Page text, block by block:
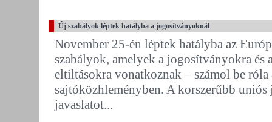
Új szabályok léptek hatályba a jogosítványoknál
November 25-én léptek hatályba az
szabályok, amelyek a jogosítványokra és
eltiltásokra vonatkoznak – számol be
sajtóközhleményben. A korszerűbb
javaslatot...